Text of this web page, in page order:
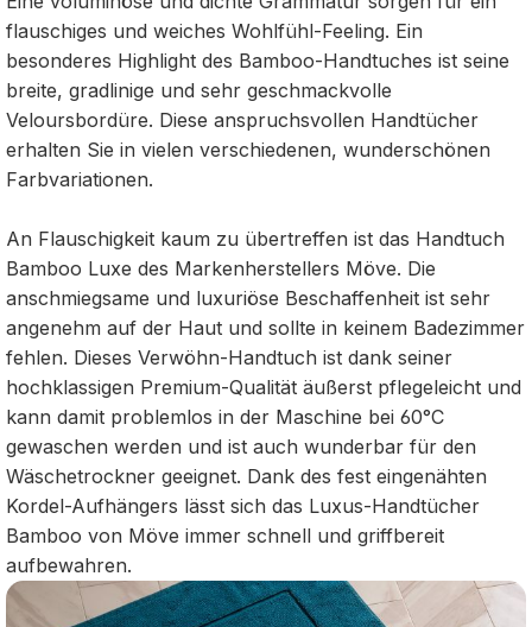
flauschiges und weiches Wohlfühl-Feeling. Ein
besonderes Highlight des Bamboo-Handtuches ist seine
breite, gradlinige und sehr geschmackvolle
Veloursbordüre. Diese anspruchsvollen Handtücher
erhalten Sie in vielen verschiedenen, wunderschönen
Farbvariationen.
An Flauschigkeit kaum zu übertreffen ist das Handtuch
Bamboo Luxe des Markenherstellers Möve. Die
anschmiegsame und luxuriöse Beschaffenheit ist sehr
angenehm auf der Haut und sollte in keinem Badezimmer
fehlen. Dieses Verwöhn-Handtuch ist dank seiner
hochklassigen Premium-Qualität äußerst pflegeleicht und
kann damit problemlos in der Maschine bei 60°C
gewaschen werden und ist auch wunderbar für den
Wäschetrockner geeignet. Dank des fest eingenähten
Kordel-Aufhängers lässt sich das Luxus-Handtücher
Bamboo von Möve immer schnell und griffbereit
aufbewahren.